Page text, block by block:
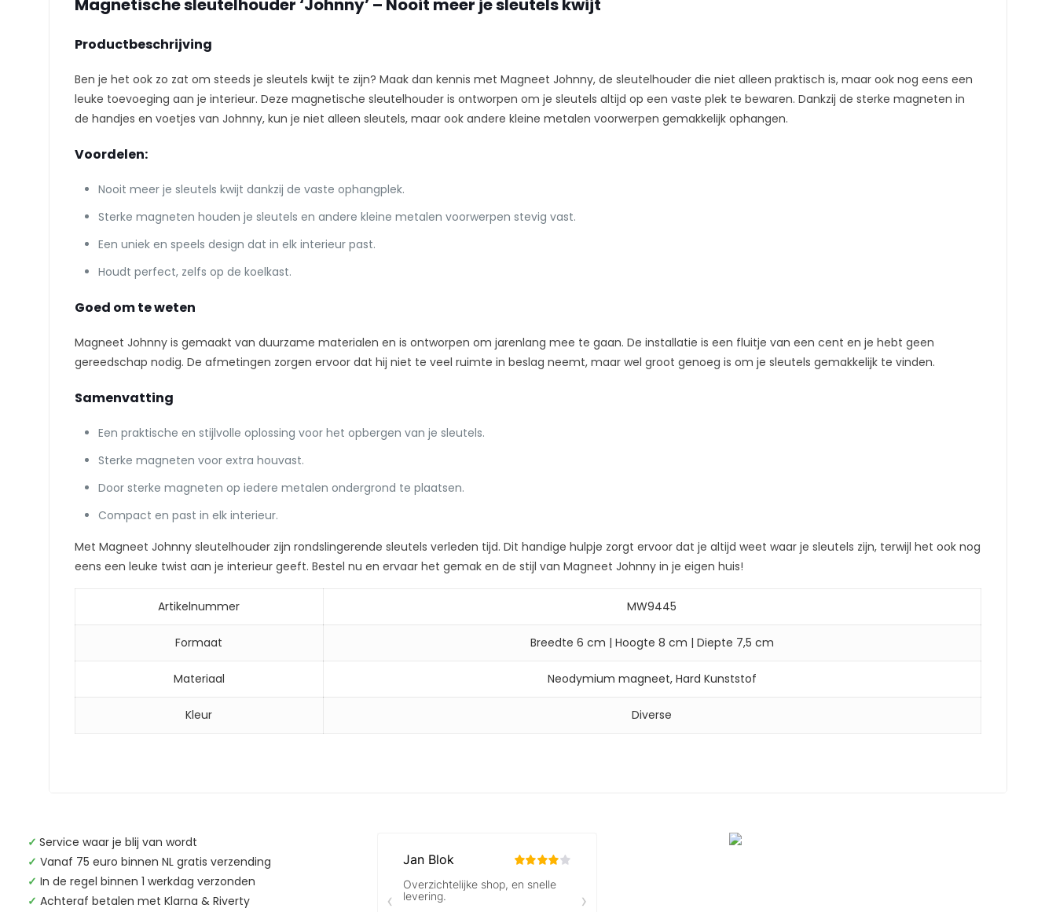
Magnetische sleutelhouder ‘Johnny’ – Nooit meer je sleutels kwijt
Productbeschrijving
Ben je het ook zo zat om steeds je sleutels kwijt te zijn? Maak dan kennis met Magneet Johnny, de sleutelhouder die niet alleen praktisch is, maar ook nog eens een
leuke toevoeging aan je interieur. Deze magnetische sleutelhouder is ontworpen om je sleutels altijd op een vaste plek te bewaren. Dankzij de sterke magneten in
de handjes en voetjes van Johnny, kun je niet alleen sleutels, maar ook andere kleine metalen voorwerpen gemakkelijk ophangen.
Voordelen:
Nooit meer je sleutels kwijt dankzij de vaste ophangplek.
Sterke magneten houden je sleutels en andere kleine metalen voorwerpen stevig vast.
Een uniek en speels design dat in elk interieur past.
Houdt perfect, zelfs op de koelkast.
Goed om te weten
Magneet Johnny is gemaakt van duurzame materialen en is ontworpen om jarenlang mee te gaan. De installatie is een fluitje van een cent en je hebt geen
gereedschap nodig. De afmetingen zorgen ervoor dat hij niet te veel ruimte in beslag neemt, maar wel groot genoeg is om je sleutels gemakkelijk te vinden.
Samenvatting
Een praktische en stijlvolle oplossing voor het opbergen van je sleutels.
Sterke magneten voor extra houvast.
Door sterke magneten op iedere metalen ondergrond te plaatsen.
Compact en past in elk interieur.
Met Magneet Johnny sleutelhouder zijn rondslingerende sleutels verleden tijd. Dit handige hulpje zorgt ervoor dat je altijd weet waar je sleutels zijn, terwijl het ook nog
eens een leuke twist aan je interieur geeft. Bestel nu en ervaar het gemak en de stijl van Magneet Johnny in je eigen huis!
Artikelnummer MW9445
Formaat Breedte 6 cm | Hoogte 8 cm | Diepte 7,5 cm
Materiaal Neodymium magneet, Hard Kunststof
Kleur Diverse
✓ Service waar je blij van wordt
✓ Vanaf 75 euro binnen NL gratis verzending
✓ In de regel binnen 1 werkdag verzonden
✓ Achteraf betalen met Klarna & Riverty